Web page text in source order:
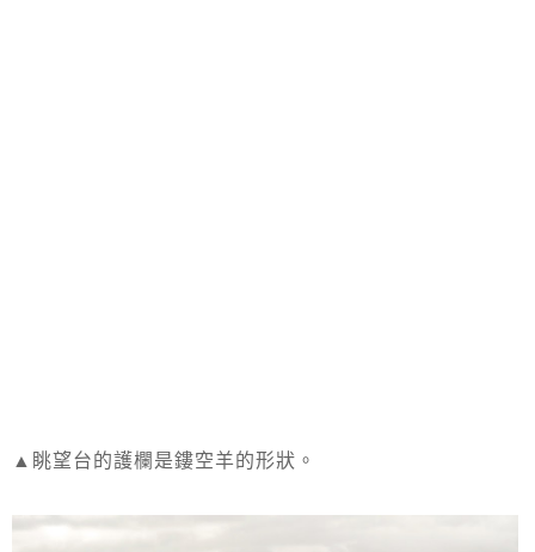
▲眺望台的護欄是鏤空羊的形狀。